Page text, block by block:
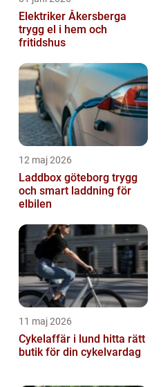
Elektriker Åkersberga
trygg el i hem och
fritidshus
12 maj 2026
Laddbox göteborg trygg
och smart laddning för
elbilen
11 maj 2026
Cykelaffär i lund hitta rätt
butik för din cykelvardag